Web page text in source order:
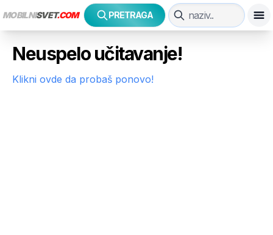
MOBILNISVET.COM PRETRAGA
Neuspelo učitavanje!
Klikni ovde da probaš ponovo!